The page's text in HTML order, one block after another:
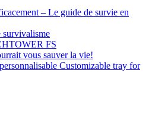
– Le guide de survie en
survivalisme
FS
vous sauver la vie!
Customizable tray for